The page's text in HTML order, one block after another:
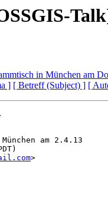
in München am
] [ Betreff (Subject) ] [
>